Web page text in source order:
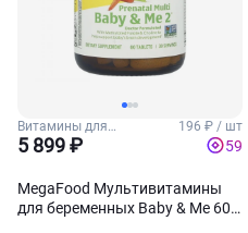
Витамины для
беременных
196 ₽ / шт
5 899 ₽ 59
MegaFood Мультивитамины
для беременных Baby & Me 60